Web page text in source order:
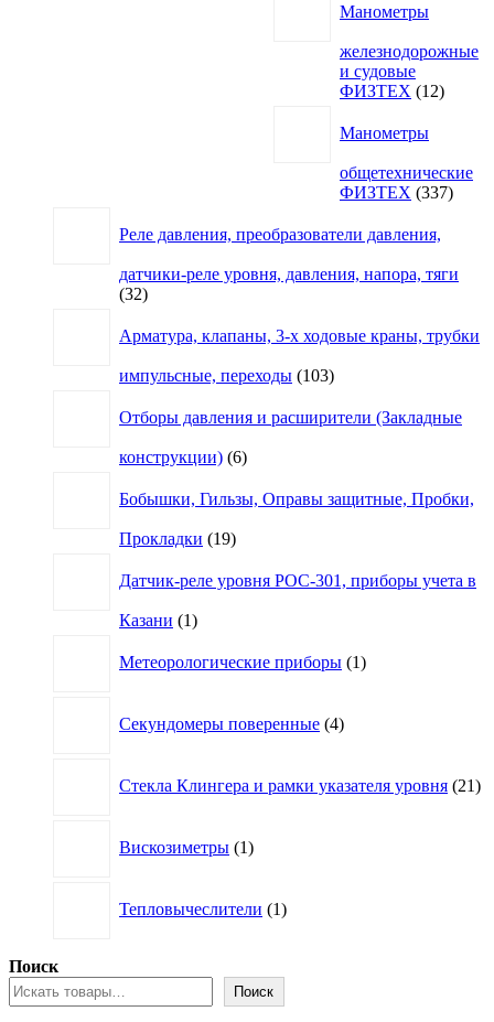
Манометры
железнодорожные
и судовые
ФИЗТЕХ
1212
Манометры
общетехнические
ФИЗТЕХ 337337
Реле давления, преобразователи давления,
датчики-реле уровня, давления, напора, тяги
3232
Арматура, клапаны, 3-х ходовые краны, трубки
импульсные, переходы 103103
Отборы давления и расширители (Закладные
конструкции) 66
Бобышки, Гильзы, Оправы защитные, Пробки,
Прокладки 1919
Датчик-реле уровня РОС-301, приборы учета в
Казани 11
Метеорологические приборы 1товар
Секундомеры поверенные 4товара
Стекла Клингера и рамки указателя уровня 21
Вискозиметры 1товар
Тепловычеслители 1товар
Поиск
Поиск